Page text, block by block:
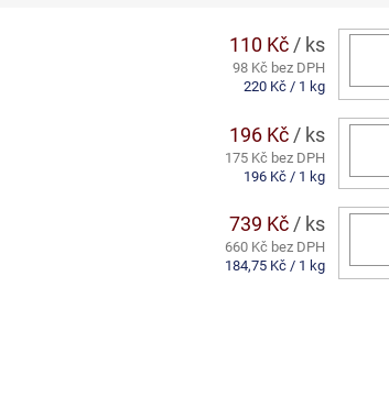
110 Kč/ ks
98 Kč bez DPH
Měrná
220 Kč / 1 kg
196 Kč / ks
175 Kč bez DPH
Měrná
196 Kč / 1 kg
739 Kč / ks
660 Kč bez DPH
Měrná
184,75 Kč / 1 kg